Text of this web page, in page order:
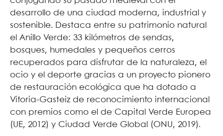
desarrollo de una ciudad moderna, industrial y
sostenible. Destaca entre su patrimonio natural
el Anillo Verde: 33 kilómetros de sendas,
bosques, humedales y pequeños cerros
recuperados para disfrutar de la naturaleza, el
ocio y el deporte gracias a un proyecto pionero
de restauración ecológica que ha dotado a
Vitoria-Gasteiz de reconocimiento internacional
con premios como el de Capital Verde Europea
(UE, 2012) y Ciudad Verde Global (ONU, 2019).